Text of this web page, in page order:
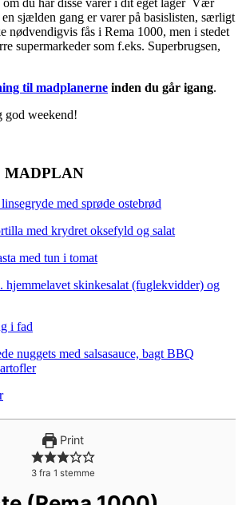
sjælden gang er varer på basislisten, særligt
nødvendigvis fås i Rema 1000, men i stedet
supermarkeder som f.eks. Superbrugsen,
til madplanerne inden du går igang.
god weekend!
MADPLAN
med sprøde ostebrød
med krydret oksefyld og salat
med tun i tomat
hjemmelavet skinkesalat (fuglekvidder) og
i fad
nuggets med salsasauce, bagt BBQ
Print
3 fra 1 stemme